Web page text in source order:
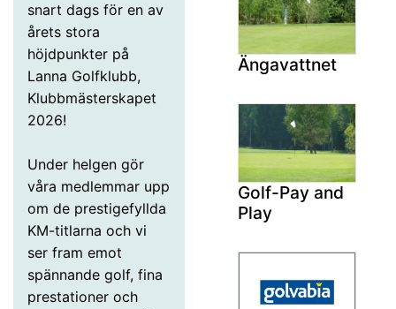
snart dags för en av
årets stora
höjdpunkter på
Lanna Golfklubb,
Klubbmästerskapet
2026!
Under helgen gör
våra medlemmar upp
om de prestigefyllda
KM-titlarna och vi
ser fram emot
spännande golf, fina
prestationer och
Ängavattnet
Golf-Pay and
Play